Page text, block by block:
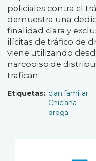
policiales contra el
demuestra una
finalidad clara y
ilícitas de tráfico de
viene utilizando
narcopiso de
trafican.
Etiquetas
clan familiar
Chiclana
droga